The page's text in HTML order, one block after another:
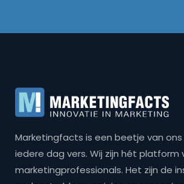
Marketingfacts is een beetje van
iedere dag vers. Wij zijn hét platform
marketingprofessionals. Het zijn de